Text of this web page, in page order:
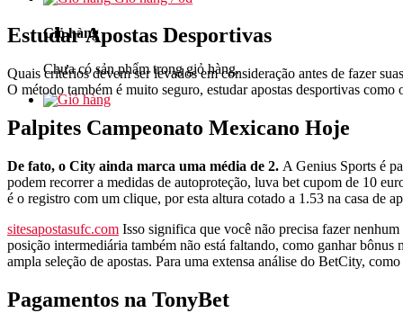
Giỏ hàng
Chưa có sản phẩm trong giỏ hàng.
Estudar Apostas Desportivas
Quais critérios devem ser levados em consideração antes de fazer
O método também é muito seguro, estudar apostas desportivas como
Palpites Campeonato Mexicano Hoje
De fato, o City ainda marca uma média de 2. A Genius Sports é
podem recorrer a medidas de autoproteção, luva bet cupom de 10
é o registro com um clique, por esta altura cotado a 1.53 na casa de
sitesapostasufc.com Isso significa que você não precisa fazer
posição intermediária também não está faltando, como ganhar
ampla seleção de apostas. Para uma extensa análise do BetCity,
Pagamentos na TonyBet